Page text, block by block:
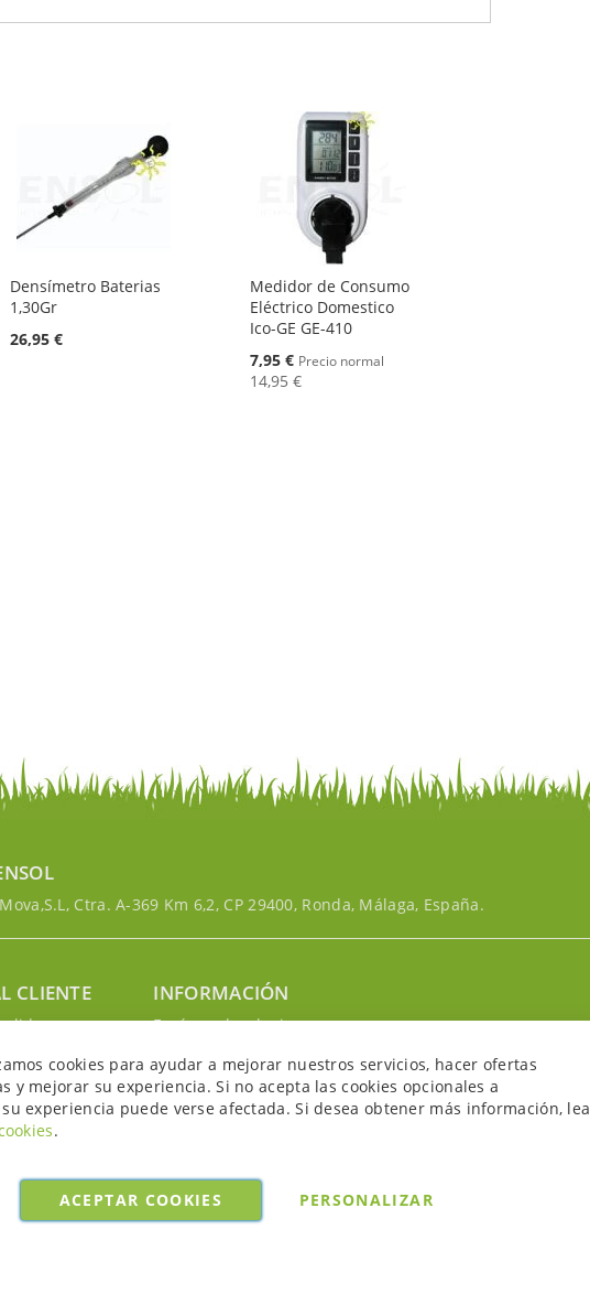
Densímetro Baterias
1,30Gr
26,95 €
Medidor de Consumo
Eléctrico Domestico
Ico-GE GE-410
Oferta
7,95 € Precio normal
14,95 €
Ctra. A-369 Km 6,2, CP 29400, Ronda, Málaga, España.
CLIENTE INFORMACIÓN
Envíos y devoluciones
Política de cookies
Aviso legal y condiciones
cookies para ayudar a mejorar nuestros servicios, hacer ofertas
y mejorar su experiencia. Si no acepta las cookies opcionales a
experiencia puede verse afectada. Si desea obtener más información, lea
.
ACEPTAR COOKIES PERSONALIZAR